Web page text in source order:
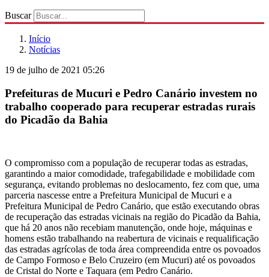
Buscar
Início
Notícias
19 de julho de 2021 05:26
Prefeituras de Mucuri e Pedro Canário investem no
trabalho cooperado para recuperar estradas rurais
do Picadão da Bahia
O compromisso com a população de recuperar todas as estradas,
garantindo a maior comodidade, trafegabilidade e mobilidade com
segurança, evitando problemas no deslocamento, fez com que, uma
parceria nascesse entre a Prefeitura Municipal de Mucuri e a
Prefeitura Municipal de Pedro Canário, que estão executando obras
de recuperação das estradas vicinais na região do Picadão da Bahia,
que há 20 anos não recebiam manutenção, onde hoje, máquinas e
homens estão trabalhando na reabertura de vicinais e requalificação
das estradas agrícolas de toda área compreendida entre os povoados
de Campo Formoso e Belo Cruzeiro (em Mucuri) até os povoados
de Cristal do Norte e Taquara (em Pedro Canário.